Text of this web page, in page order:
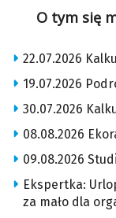
O tym się
22.07.2026
19.07.2026
30.07.2026
08.08.2026
09.08.2026
Ekspertka:
za mało dla